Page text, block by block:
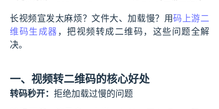
长视频宣发太麻烦？文件大、加载慢？用码上游二
维码生成器 ，把视频转成二维码，这些问题全解
决。
一、视频转二维码的核心好处
转码秒开： 拒绝加载过慢的问题